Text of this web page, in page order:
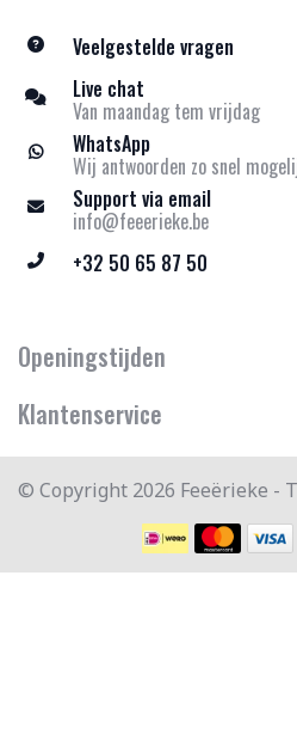
Veelgestelde vragen
Live chat
Van maandag tem vrijdag
WhatsApp
Wij antwoorden zo snel
Support via email
info@feeerieke.be
+32 50 65 87 50
Openingstijden
Klantenservice
© Copyright 2026 Feeërieke -